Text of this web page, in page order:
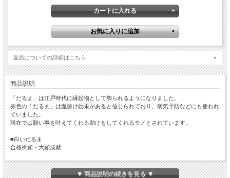
返品についての詳細はこちら
商品説明
「だるま」は江戸時代に縁起物として飾られるようになりました。
赤色の「だるま」は魔除け効果があると信じられており、病気予防などにも使われ
ていました。
現在では願い事を叶えてくれる助けをしてくれるモノとされています。
■白いだるま
合格祈願・大願成就
波佐見町から真心を込めて産地直送させていただきます。
▼ 商品説明の続きを見る ▼